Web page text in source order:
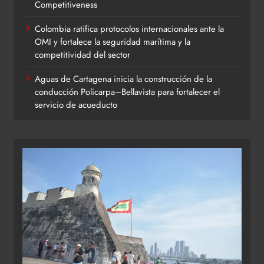
Competitiveness
Colombia ratifica protocolos internacionales ante la
OMI y fortalece la seguridad marítima y la
competitividad del sector
Aguas de Cartagena inicia la construcción de la
conducción Policarpa–Bellavista para fortalecer el
servicio de acueducto